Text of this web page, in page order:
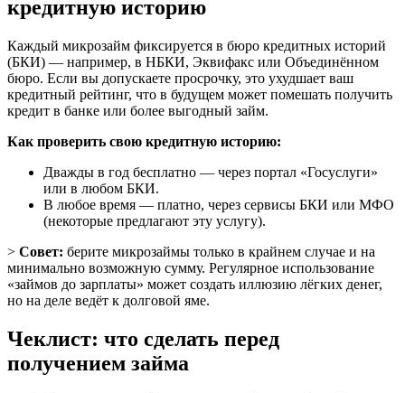
кредитную историю
Каждый микрозайм фиксируется в бюро кредитных историй
(БКИ) — например, в НБКИ, Эквифакс или Объединённом
бюро. Если вы допускаете просрочку, это ухудшает ваш
кредитный рейтинг, что в будущем может помешать получить
кредит в банке или более выгодный займ.
Как проверить свою кредитную историю:
Дважды в год бесплатно — через портал «Госуслуги»
или в любом БКИ.
В любое время — платно, через сервисы БКИ или МФО
(некоторые предлагают эту услугу).
> Совет: берите микрозаймы только в крайнем случае и на
минимально возможную сумму. Регулярное использование
«займов до зарплаты» может создать иллюзию лёгких денег,
но на деле ведёт к долговой яме.
Чеклист: что сделать перед
получением займа